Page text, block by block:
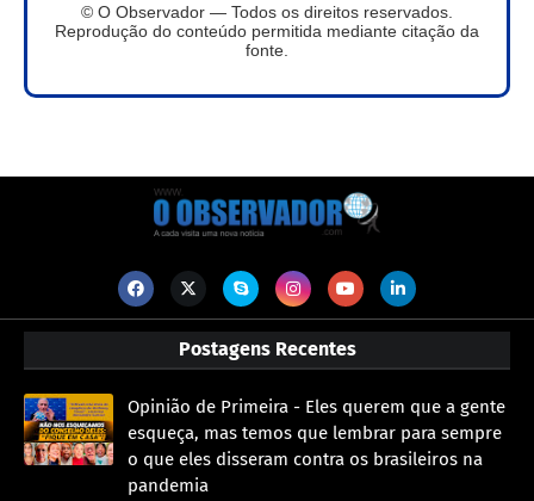
© O Observador — Todos os direitos reservados.
Reprodução do conteúdo permitida mediante citação da
fonte.
Postagens Recentes
Opinião de Primeira - Eles querem que a gente
esqueça, mas temos que lembrar para sempre
o que eles disseram contra os brasileiros na
pandemia